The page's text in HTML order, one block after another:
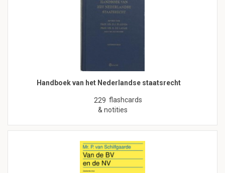
Handboek van het Nederlandse staatsrecht
229 flashcards
& notities